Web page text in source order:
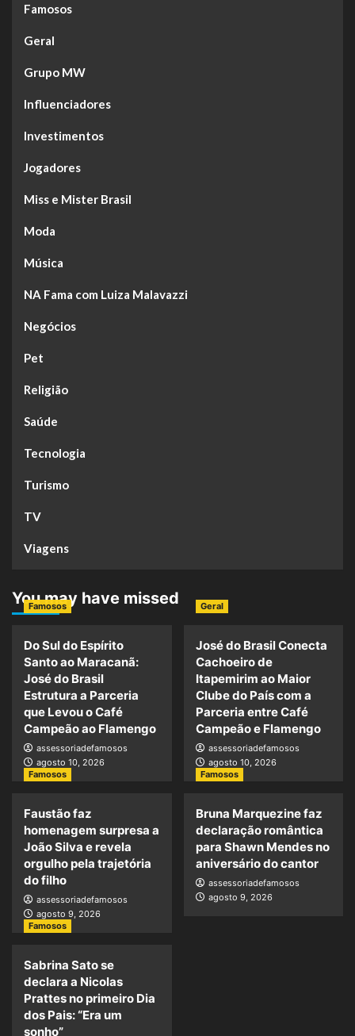
Famosos
Geral
Grupo MW
Influenciadores
Investimentos
Jogadores
Miss e Mister Brasil
Moda
Música
NA Fama com Luiza Malavazzi
Negócios
Pet
Religião
Saúde
Tecnologia
Turismo
TV
Viagens
You may have missed
Famosos
Do Sul do Espírito
Santo ao Maracanã:
José do Brasil
Estrutura a Parceria
que Levou o Café
Campeão ao Flamengo
assessoriadefamosos
agosto 10, 2026
Geral
José do Brasil Conecta
Cachoeiro de
Itapemirim ao Maior
Clube do País com a
Parceria entre Café
Campeão e Flamengo
assessoriadefamosos
agosto 10, 2026
Famosos
Faustão faz
homenagem surpresa a
João Silva e revela
orgulho pela trajetória
do filho
assessoriadefamosos
agosto 9, 2026
Famosos
Bruna Marquezine faz
declaração romântica
para Shawn Mendes no
aniversário do cantor
assessoriadefamosos
agosto 9, 2026
Famosos
Sabrina Sato se
declara a Nicolas
Prattes no primeiro Dia
dos Pais: “Era um
sonho”